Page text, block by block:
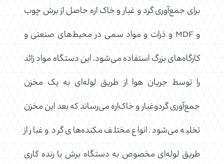
برای جمع‌آوری گرد و غبار و خاک اره حاصل از برش چوب
و MDF و ذرات و مواد سمی در محیط‌های صنعتی و
کارگاه‌های بزرگ استفاده می‌شود. این دستگاه مواد زائد
را توسط جریان هوا از طریق لوله‌ای به یک مخزن
جمع‌آوری گردوغبار و خاک‌اره می‌رساند که بعد این مخزن
تخلیه می‌شود. انواع مختلف مکنده‌های گرد و غبار از
طریق لوله‌ای مخصوص به دستگاه برش یا رنده کاری